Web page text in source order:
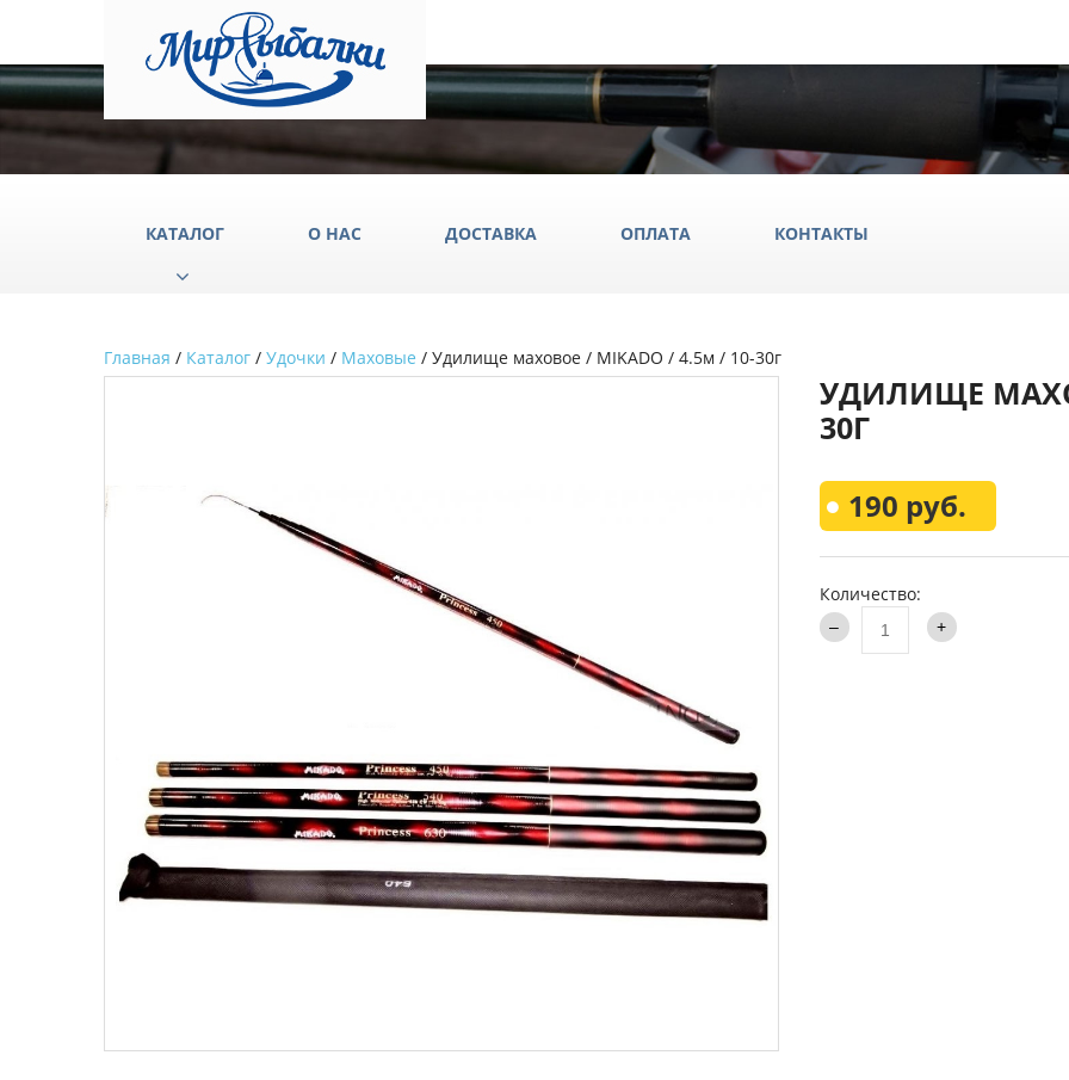
КАТАЛОГ
Аксессуары
Палатки
Грузила
Снасти на хищника
Стулья и столы
Всё
О НАС ДОСТАВКА ОПЛАТА КОНТАКТЫ
Главная / Каталог / Удочки / Маховые / Удилище маховое / MIKADO / 4.5м / 10-30г
УДИЛИЩЕ
30Г
190 руб.
Количество: